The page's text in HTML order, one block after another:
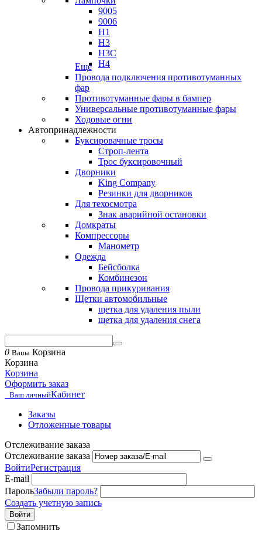
9005
9006
H1
H3
H3C
H4
Еще
Провода подключения противотуманных
фар
Противотуманные фары в бампер
Универсальные противотуманные фары
Ходовые огни
Автопринадлежности
Буксировачные тросы
Строп-лента
Трос буксировочный
Дворники
King Company
Резинки для дворников
Для техосмотра
Знак аварийной остановки
Домкраты
Компрессоры
Манометр
Одежда
Бейсболка
Комбинезон
Провода прикуривания
Щетки автомобильные
щетка для удаления пыли
щетка для удаления снега
0 Ваша Корзина
Корзина
Корзина
Оформить заказ
Ваш личныйКабинет
Заказы
Отложенные товары
Отслеживание заказа
Отслеживание заказа
ВойтиРегистрация
E-mail
ПарольЗабыли пароль?
Создать учетную запись
Войти
Запомнить